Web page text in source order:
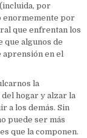
por
enormemente por
que enfrentan los
algunos de
aprensión en el
la
hogar y alzar la
a los demás. Sin
puede ser más
que la componen.